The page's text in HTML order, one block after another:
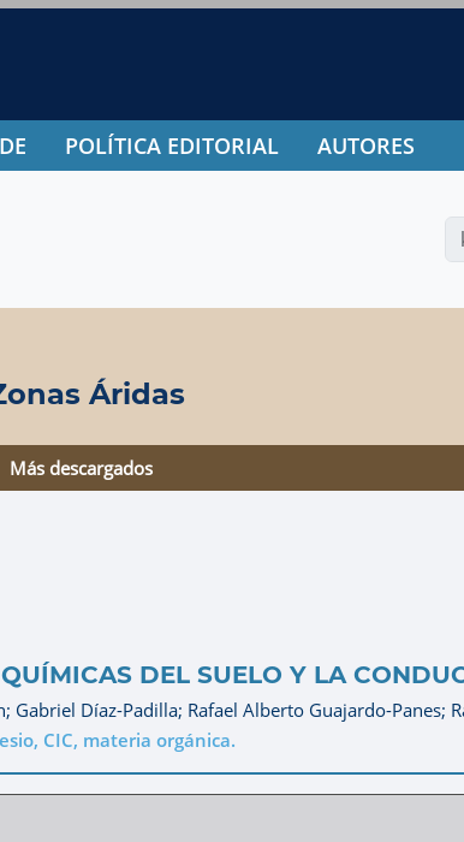
POLÍTICA EDITORIAL AUTORES
Áridas
Más descargados
DEL SUELO Y LA
Gabriel Díaz-Padilla; Rafael Alberto Guajardo-Panes;
CIC, materia orgánica.